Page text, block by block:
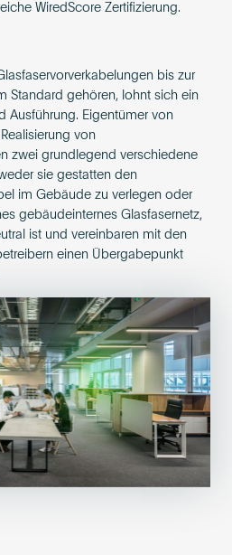
WiredScore Zertifizierung.
bis zur
Standard gehören, lohnt sich ein
Ausführung. Eigentümer von
von
zwei grundlegend verschiedene
sie gestatten den
im Gebäude zu verlegen oder
gebäudeinternes Glasfasernetz,
ist und vereinbaren mit den
einen Übergabepunkt